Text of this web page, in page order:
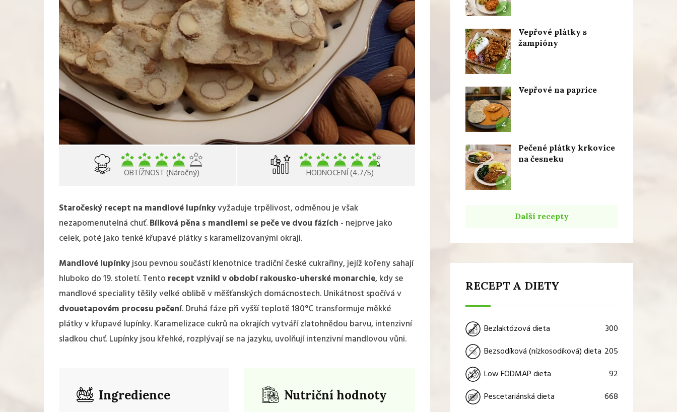
OBTÍŽNOST (Náročný) HODNOCENÍ (4.7/5)
Staročeský recept na mandlové lupínkyvyžaduje trpělivost, odměnou je však
nezapomenutelná chuť.Bílková pěna s mandlemi se peče ve dvou fázích - nejprve jako
celek, poté jako tenké křupavé plátky s karamelizovanými okraji.
Mandlové lupínkyjsou pevnou součástí klenotnice tradiční české cukrařiny, jejíž kořeny sahají
hluboko do 19. století. Tento recept vznikl v období rakousko-uherské monarchie, kdy se
mandlové speciality těšily velké oblibě v měšťanských domácnostech. Unikátnost spočívá v
dvouetapovém procesu pečení. Druhá fáze při vyšší teplotě 180°C transformuje měkké
plátky v křupavé lupínky. Karamelizace cukrů na okrajích vytváří zlatohnědou barvu, intenzivní
sladkou chuť. Lupínky jsou křehké, rozplývají se na jazyku, uvolňují intenzivní mandlovou vůni.
Ingredience Nutriční hodnoty
2
3
Vepřové plátky s
žampióny
4
Vepřové na paprice
5
Pečené plátky krkovice
na česneku
Další recepty
RECEPT A DIETY
Bezlaktózová dieta
300
Bezsodíková (nízkosodíková) dieta 205
Low FODMAP dieta
92
Pescetariánská dieta
668